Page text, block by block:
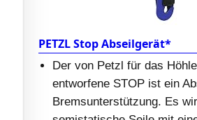
PETZL Stop Abseilgerät*
Der von Petzl für das
entworfene STOP ist ein
Bremsunterstützung. Es